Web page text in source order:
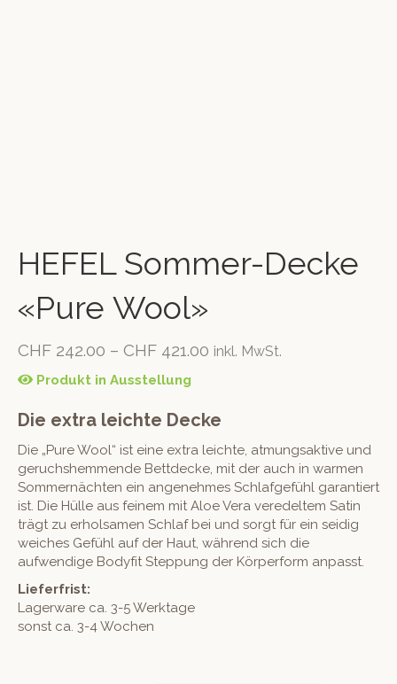
HEFEL Sommer-Decke
«Pure Wool»
CHF 242.00 – CHF 421.00 inkl. MwSt.
Produkt in Ausstellung
Die extra leichte Decke
Die „Pure Wool“ ist eine extra leichte, atmungsaktive und
geruchshemmende Bettdecke, mit der auch in warmen
Sommernächten ein angenehmes Schlafgefühl garantiert
ist. Die Hülle aus feinem mit Aloe Vera veredeltem Satin
trägt zu erholsamen Schlaf bei und sorgt für ein seidig
weiches Gefühl auf der Haut, während sich die
aufwendige Bodyfit Steppung der Körperform anpasst.
Lieferfrist:
Lagerware ca. 3-5 Werktage
sonst ca. 3-4 Wochen